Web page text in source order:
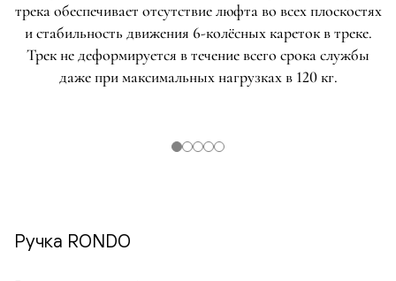
трека обеспечивает отсутствие люфта во всех плоскостях
и стабильность движения 6-колёсных кареток в треке.
Трек не деформируется в течение всего срока службы
даже при максимальных нагрузках в 120 кг.
Ручка RONDO